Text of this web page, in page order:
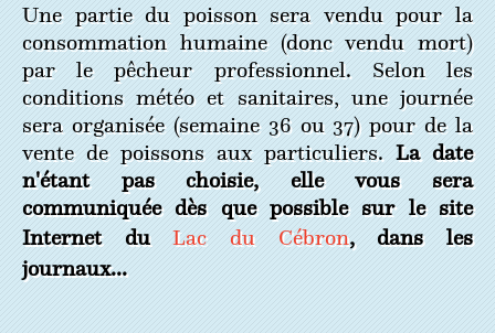
Une partie du poisson sera vendu pour la
consommation humaine (donc vendu mort)
par le pêcheur professionnel. Selon les
conditions météo et sanitaires, une journée
sera organisée (semaine 36 ou 37) pour de la
vente de poissons aux particuliers. La date
n'étant pas choisie, elle vous sera
communiquée dès que possible sur le site
Internet duLac du Cébron, dans les
journaux...